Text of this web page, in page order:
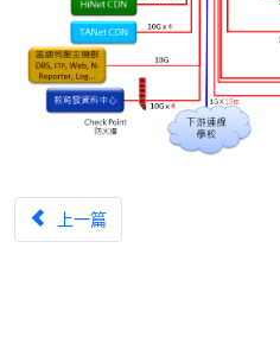
上一篇文章：區網中心各年度運作
上一篇